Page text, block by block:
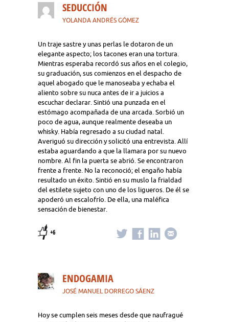
SEDUCCIÓN
YOLANDA ANDRÉS GÓMEZ
Un traje sastre y unas perlas le dotaron de un
elegante aspecto; los tacones eran una tortura.
Mientras esperaba recordó sus años en el colegio,
su graduación, sus comienzos en el despacho de
aquel abogado que le manoseaba y echaba el
aliento sobre su nuca antes de ir a juicios a
escuchar declarar. Sintió una punzada en el
estómago acompañada de una arcada. Sorbió un
poco de agua, aunque realmente deseaba un
whisky. Había regresado a su ciudad natal.
Averiguó su dirección y solicitó una entrevista. Allí
estaba aguardando a que la llamara por su nuevo
nombre. Al fin la puerta se abrió. Se encontraron
frente a frente. No la reconoció; el engaño había
resultado un éxito. Sintió en su muslo la frialdad
del estilete sujeto con uno de los ligueros. De él se
apoderó un escalofrío. De ella, una maléfica
sensación de bienestar.
+6
ENDOGAMIA
JOSÉ MANUEL DORREGO SÁENZ
Hoy se cumplen seis meses desde que naufragué